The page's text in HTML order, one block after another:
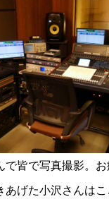
で皆で写真撮影。
あげた小沢さんは